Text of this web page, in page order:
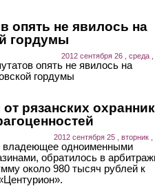
опять не явилось на
гордумы
2012 сентября 26 , среда ,
опять не явилось на
гордумы
рязанских
2012 сентября 25 , вторник ,
одноименными
обратилось в
около 980 тысяч рублей к